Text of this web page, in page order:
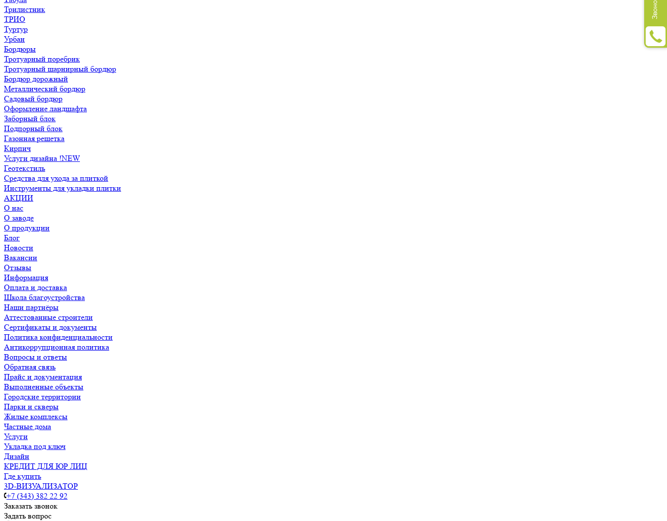
Трилистник
ТРИО
Туртур
Урбан
Бордюры
Тротуарный поребрик
Тротуарный шарнирный бордюр
Бордюр дорожный
Металлический бордюр
Садовый бордюр
Оформление ландшафта
Заборный блок
Подпорный блок
Газонная решетка
Кирпич
Услуги дизайна !NEW
Геотекстиль
Средства для ухода за плиткой
Инструменты для укладки плитки
АКЦИИ
О нас
О заводе
О продукции
Блог
Новости
Вакансии
Отзывы
Информация
Оплата и доставка
Школа благоустройства
Наши партнёры
Аттестованные строители
Сертификаты и документы
Политика конфиденциальности
Антикоррупционная политика
Вопросы и ответы
Обратная связь
Прайс и документация
Выполненные объекты
Городские территории
Парки и скверы
Жилые комплексы
Частные дома
Услуги
Укладка под ключ
Дизайн
КРЕДИТ ДЛЯ ЮР ЛИЦ
Где купить
3D-ВИЗУАЛИЗАТОР
+7 (343) 382 22 92
Заказать звонок
Задать вопрос